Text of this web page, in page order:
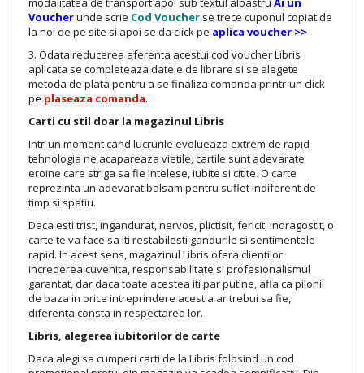
Voucherunde scrie Cod Voucher se trece cuponul copiat de
la noi de pe site si apoi se da click pe aplica voucher >>
3. Odata reducerea aferenta acestui cod voucher Libris
aplicata se completeaza datele de librare si se alegete
metoda de plata pentru a se finaliza comanda printr-un click
pe plaseaza comanda.
Carti cu stil doar la magazinul Libris
Intr-un moment cand lucrurile evolueaza extrem de rapid
tehnologia ne acapareaza vietile, cartile sunt adevarate
eroine care striga sa fie intelese, iubite si citite. O carte
reprezinta un adevarat balsam pentru suflet indiferent de
timp si spatiu.
Daca esti trist, ingandurat, nervos, plictisit, fericit, indragostit, o
carte te va face sa iti restabilesti gandurile si sentimentele
rapid. In acest sens, magazinul Libris ofera clientilor
increderea cuvenita, responsabilitate si profesionalismul
garantat, dar daca toate acestea iti par putine, afla ca pilonii
de baza in orice intreprindere acestia ar trebui sa fie,
diferenta consta in respectarea lor.
Libris, alegerea iubitorilor de carte
Daca alegi sa cumperi carti de la Libris folosind un cod